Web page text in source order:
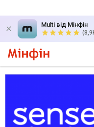
Multi від Мінфін